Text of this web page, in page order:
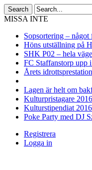
MISSA INTE
Sopsortering – något
Höns utställning på
SHK P02 – hela
FC Staffanstorp upp
Årets
Lagen är helt om
Kulturpristagare
Kulturstipendiat
Poke Party med DJ
Registrera
Logga in